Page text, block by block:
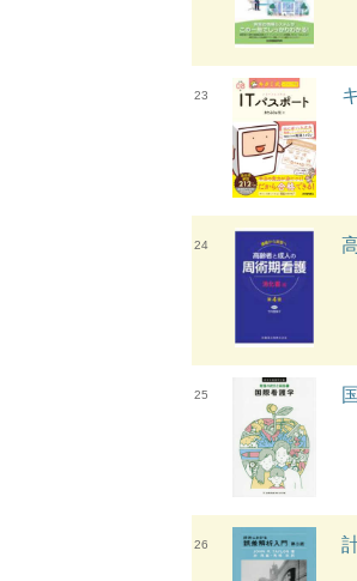
23
24
25
26